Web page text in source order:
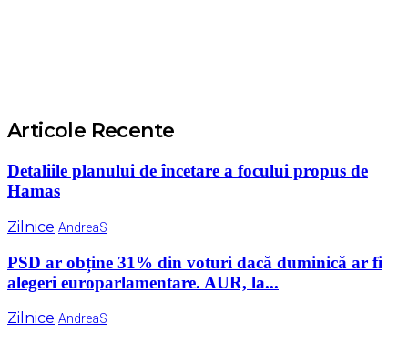
Articole Recente
Detaliile planului de încetare a focului propus de
Hamas
Zilnice AndreaS
PSD ar obține 31% din voturi dacă duminică ar fi
alegeri europarlamentare. AUR, la...
Zilnice AndreaS